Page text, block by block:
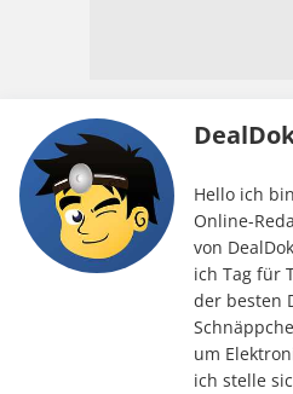
Hello ich
Online-
von
ich Tag für
der besten
um
ich stelle